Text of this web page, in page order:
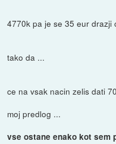
4770k pa je se 35 eur drazji
tako da ...
ce na vsak nacin zelis dati
moj predlog ...
vse ostane enako kot sem